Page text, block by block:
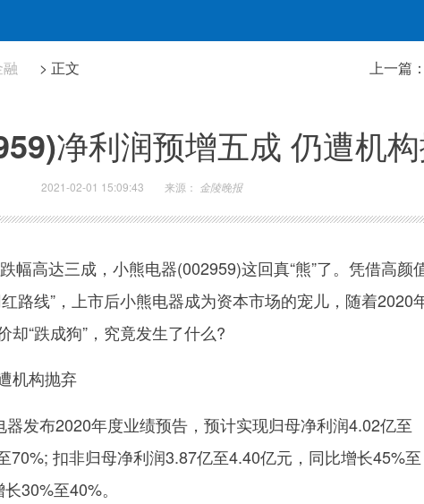
上一篇：
融 > 正文
净利润预增五成 仍遭机
2021-02-01 15:09:43 来源： 金陵晚报
幅高达三成，小熊电器(002959)这回真“熊”了。凭借高颜
路线”，上市后小熊电器成为资本市场的宠儿，随着2020
却“跌成狗”，究竟发生了什么?
机构抛弃
发布2020年度业绩预告，预计实现归母净利润4.02亿至
70%; 扣非归母净利润3.87亿至4.40亿元，同比增长45%至
30%至40%。